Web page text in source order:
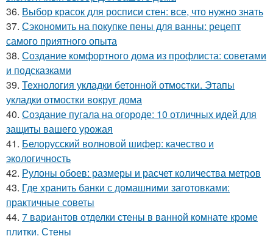
36. Выбор красок для росписи стен: все, что нужно знать
37. Сэкономить на покупке пены для ванны: рецепт
самого приятного опыта
38. Создание комфортного дома из профлиста: советами
и подсказками
39. Технология укладки бетонной отмостки. Этапы
укладки отмостки вокруг дома
40. Создание пугала на огороде: 10 отличных идей для
защиты вашего урожая
41. Белорусский волновой шифер: качество и
экологичность
42. Рулоны обоев: размеры и расчет количества метров
43. Где хранить банки с домашними заготовками:
практичные советы
44. 7 вариантов отделки стены в ванной комнате кроме
плитки. Стены